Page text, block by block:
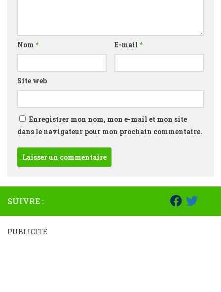
Nom * E-mail *
Site web
Enregistrer mon nom, mon e-mail et mon site
dans le navigateur pour mon prochain commentaire.
SUIVRE :
PUBLICITÉ